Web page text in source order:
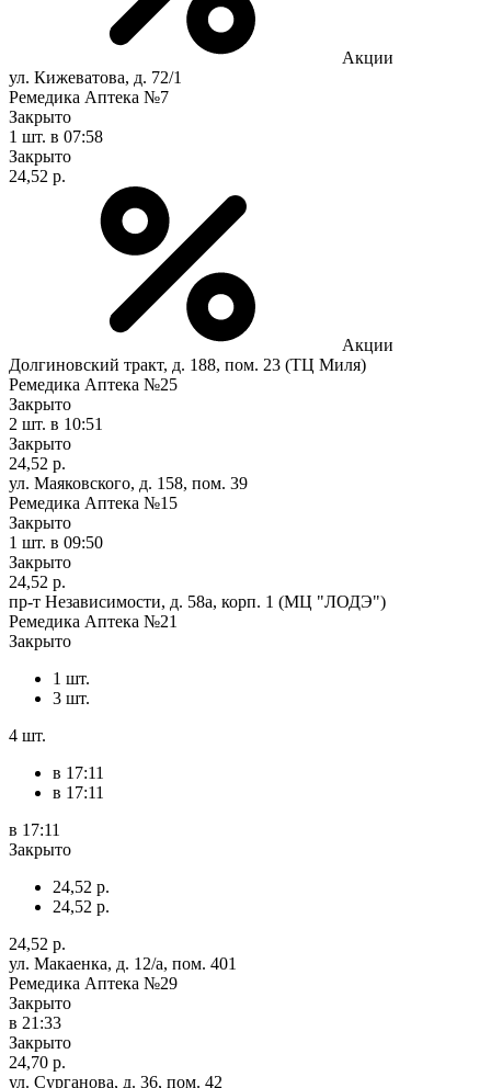
Акции
ул. Кижеватова, д. 72/1
Ремедика Аптека №7
Закрыто
1 шт. в 07:58
Закрыто
24,52 р.
Акции
Долгиновский тракт, д. 188, пом. 23 (ТЦ Миля)
Ремедика Аптека №25
Закрыто
2 шт. в 10:51
Закрыто
24,52 р.
ул. Маяковского, д. 158, пом. 39
Ремедика Аптека №15
Закрыто
1 шт. в 09:50
Закрыто
24,52 р.
пр-т Независимости, д. 58а, корп. 1 (МЦ "ЛОДЭ")
Ремедика Аптека №21
Закрыто
1 шт.
3 шт.
4 шт.
в 17:11
в 17:11
в 17:11
Закрыто
24,52 р.
24,52 р.
24,52 р.
ул. Макаенка, д. 12/а, пом. 401
Ремедика Аптека №29
Закрыто
в 21:33
Закрыто
24,70 р.
ул. Сурганова, д. 36, пом. 42